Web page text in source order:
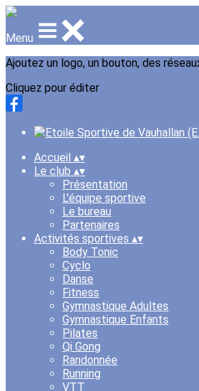
Menu
Ajoutez un logo, un bouton, des
Cliquez pour éditer
Accueil ▴▾
Le club ▴▾
Présentation
L'équipe sportive
Le bureau
Partenaires
Activités sportives ▴▾
Body Tonic
Cyclo
Danse
Fitness
Gymnastique Adultes
Gymnastique Enfants
Pilates
Qi Gong
Randonnée
Running
VTT